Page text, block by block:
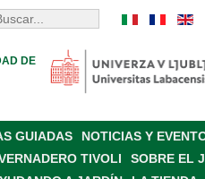
DE
GUIADAS
NOTICIAS Y
TIVOLI
SOBRE EL